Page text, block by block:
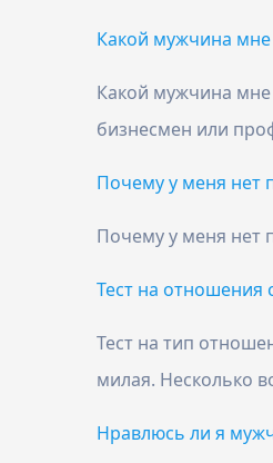
Какой мужчина мне
Какой мужчина мне
бизнесмен или
Почему у меня нет
Почему у меня нет
Тест на отношения
Тест на тип
милая. Несколько
Нравлюсь ли я